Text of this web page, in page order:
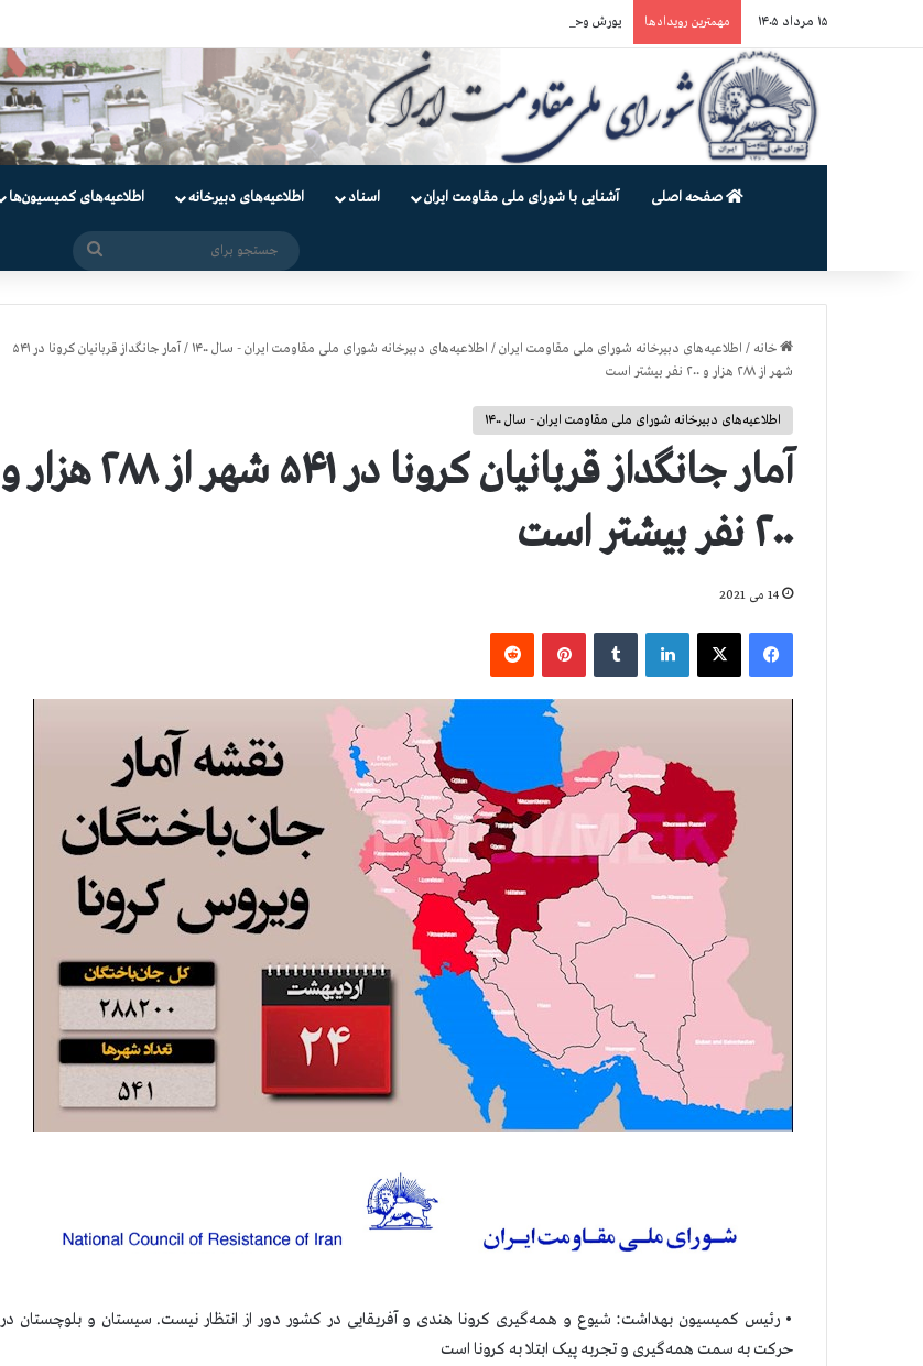
۱۵ مرداد ۱۴۰۵ مهمترین رویدادها یورش وحشیانه گارد زندان اوین به سالن ۵ بند ۷ و ضرب و شتم زندانیان
صفحه اصلی آشنایی با شورای ملی مقاومت ایران اسناد اطلاعیه‌های دبیرخانه اطلاعیه‌های کمیسیون‌‌ها
خانه / اطلاعیه‌های دبیرخانه شورای ملی مقاومت ایران/ اطلاعیه‌های دبیرخانه شورای ملی مقاومت ایران - سال ۱۴۰۰ /
آمار جانگداز قربانيان كرونا در ۵۴۱
شهر از ۲۸۸ هزار و ۲۰۰ نفر بيشتر است
اطلاعیه‌های دبیرخانه شورای ملی مقاومت ایران - سال ۱۴۰۰
آمار جانگداز قربانيان كرونا در ۵۴۱ شهر از ۲۸۸ هزار و
۲۰۰ نفر بيشتر است
14 می 2021
فیس بوک X ‫پین‌ترست
• رئیس کمیسیون بهداشت: شیوع و همه‌گیری کرونا هندی و آفریقایی در کشور دور از انتظار نیست. سیستان و بلوچستان در
حرکت به سمت همه‌‎گیری و تجربه پیک ابتلا به کرونا است